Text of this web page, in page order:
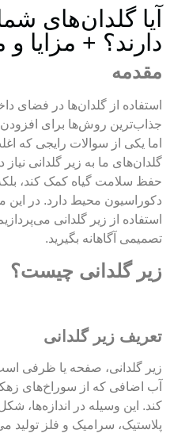
آیا گلدان‌های
دارند؟ + مزایا و
مقدمه
استفاده از گلدان‌ها در فضای
جذاب‌ترین روش‌ها برای
اما یکی از سوالات رایجی که
گلدان‌های ما به زیر گلدانی نیاز
حفظ سلامت گیاه کمک کند،
دکوراسیون محیط دارد. در این
استفاده از زیر گلدانی
تصمیمی آگاهانه بگیرید.
زیر گلدانی چیست؟
تعریف زیر گلدانی
زیر گلدانی، صفحه یا ظرفی
آب اضافی که از سوراخ‌های
کند. این وسیله در اندازه‌ها،
پلاستیک، سرامیک و فلز تولید